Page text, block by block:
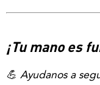
¡Tu mano es
💪 Ayudanos a